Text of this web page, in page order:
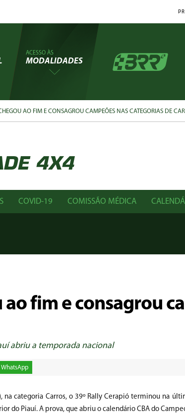
ACESSO ÀS
MODALIDADES
AO FIM E CONSAGROU CAMPEÕES NAS CATEGORIAS DE
4X4
COVID-19 COMISSÃO MÉDICA
fim e consagrou
abriu a temporada nacional
WhatsApp
categoria Carros, o 39º Rally Cerapió terminou na
do Piauí. A prova, que abriu o calendário CBA do